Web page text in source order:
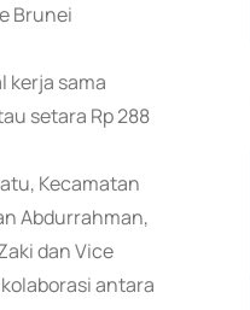
Brunei
kerja sama
setara Rp 288
Kecamatan
Abdurrahman,
dan Vice
antara